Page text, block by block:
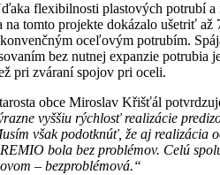
flexibilnosti plastových potrubí
na tomto projekte dokázalo ušetriť
oceľovým potrubím.
bez nutnej expanzie potrubia
pri zváraní spojov pri oceli.
obce Miroslav Křišťál
vyššiu rýchlosť realizácie
však podotknúť, že aj realizácia
bola bez problémov. Celú
– bezproblémová.“